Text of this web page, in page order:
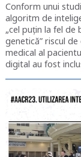
Conform unui
algoritm de
„cel puțin la fel
genetică” riscul
medical al
digital au fost